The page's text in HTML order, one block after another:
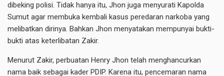
dibeking polisi. Tidak hanya itu, Jhon juga menyurati Kapolda
Sumut agar membuka kembali kasus peredaran narkoba yang
melibatkan dirinya. Bahkan Jhon menyatakan mempunyai bukti-
bukti atas keterlibatan Zakir.
Menurut Zakir, perbuatan Henry Jhon telah menghancurkan
nama baik sebagai kader PDIP. Karena itu, pencemaran nama